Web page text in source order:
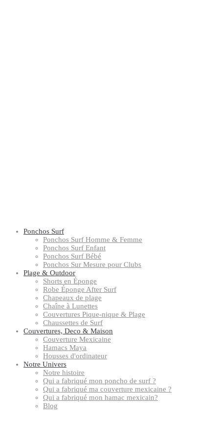
Ponchos Surf
Ponchos Surf Homme & Femme
Ponchos Surf Enfant
Ponchos Surf Bébé
Ponchos Sur Mesure pour Clubs
Plage & Outdoor
Shorts en Éponge
Robe Éponge After Surf
Chapeaux de plage
Chaîne à Lunettes
Couvertures Pique-nique & Plage
Chaussettes de Surf
Couvertures, Deco & Maison
Couverture Mexicaine
Hamacs Maya
Housses d'ordinateur
Notre Univers
Notre histoire
Qui a fabriqué mon poncho de surf ?
Qui a fabriqué ma couverture mexicaine ?
Qui a fabriqué mon hamac mexicain?
Blog